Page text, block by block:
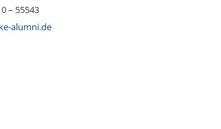
– 55543
alumni.de